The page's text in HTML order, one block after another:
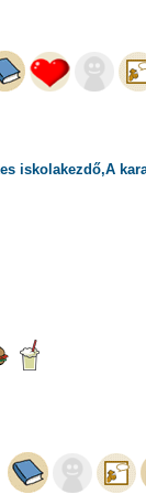
iskolakezdő,A